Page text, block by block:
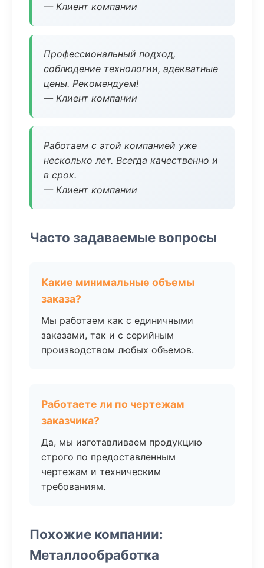
— Клиент компании
Профессиональный подход,
соблюдение технологии, адекватные
цены. Рекомендуем!
— Клиент компании
Работаем с этой компанией уже
несколько лет. Всегда качественно и
в срок.
— Клиент компании
Часто задаваемые вопросы
Какие минимальные объемы
заказа?
Мы работаем как с единичными
заказами, так и с серийным
производством любых объемов.
Работаете ли по чертежам
заказчика?
Да, мы изготавливаем продукцию
строго по предоставленным
чертежам и техническим
требованиям.
Похожие компании:
Металлообработка